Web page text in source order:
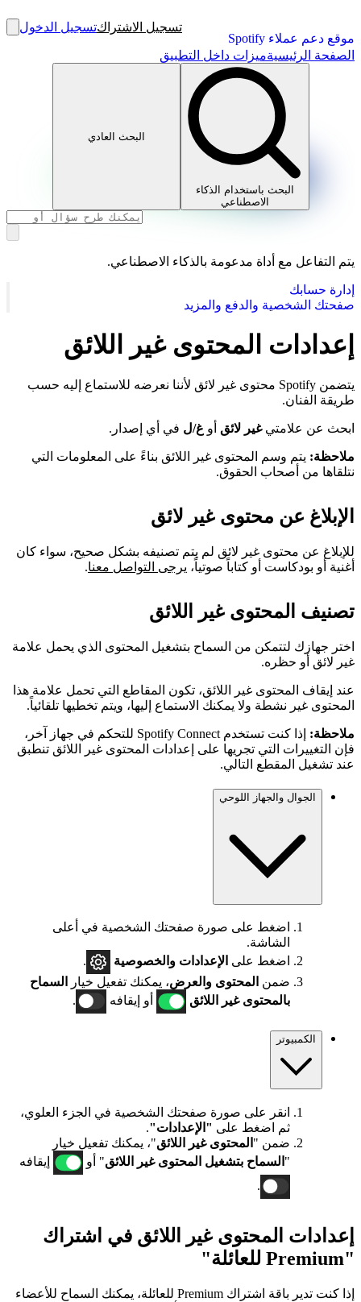
موقع دعم عملاء Spotify
تسجيل الاشتراكتسجيل الدخول
الصفحة الرئيسيةميزات داخل التطبيق
البحث باستخدام الذكاء
الاصطناعي
البحث العادي
يتم التفاعل مع أداة مدعومة بالذكاء الاصطناعي.
إدارة حسابك
صفحتك الشخصية والدفع والمزيد
إعدادات المحتوى غير اللائق
يتضمن Spotify محتوى غير لائق لأننا نعرضه للاستماع إليه حسب
طريقة الفنان.
ابحث عن علامتيغير لائق أو غ/ل في أي إصدار.
ملاحظة: يتم وسم المحتوى غير اللائق بناءً على المعلومات التي
نتلقاها من أصحاب الحقوق.
الإبلاغ عن محتوى غير لائق
للإبلاغ عن محتوى غير لائق لم يتم تصنيفه بشكل صحيح، سواء كان
أغنية أو بودكاست أو كتاباً صوتياً، يرجى التواصل معنا.
تصنيف المحتوى غير اللائق
اختر جهازك لتتمكن من السماح بتشغيل المحتوى الذي يحمل علامة
غير لائق أو حظره.
عند إيقاف المحتوى غير اللائق، تكون المقاطع التي تحمل علامة هذا
المحتوى غير نشطة ولا يمكنك الاستماع إليها، ويتم تخطيها تلقائياً.
ملاحظة:
إذا كنت تستخدم Spotify Connect للتحكم في جهاز آخر،
فإن التغييرات التي تجريها على إعدادات المحتوى غير اللائق تنطبق
عند تشغيل المقطع التالي.
الجوال والجهاز اللوحي
اضغط على صورة صفحتك الشخصية في أعلى
الشاشة.
اضغط على الإعدادات والخصوصية
.
ضمن المحتوى والعرض، يمكنك تفعيل خيار
السماح
بالمحتوى غير اللائق
أو إيقافه .
الكمبيوتر
انقر على صورة صفحتك الشخصية في الجزء العلوي،
ثم اضغط على "الإعدادات".
ضمن " المحتوى غير اللائق"، يمكنك تفعيل خيار
" السماح بتشغيل المحتوى غير اللائق" أو
إيقافه
.
إعدادات المحتوى غير اللائق في اشتراك
"Premium للعائلة"
إذا كنت تدير باقة اشتراك Premium للعائلة، يمكنك السماح للأعضاء